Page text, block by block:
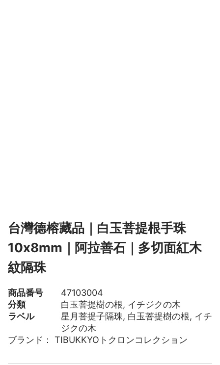
台灣德榕藏品｜白玉菩提根手珠
10x8mm｜阿拉善石｜多切面紅木
紋隔珠
商品番号
47103004
分類
白玉菩提樹の根, イチジクの木
ラベル
星月菩提子隔珠, 白玉菩提樹の根, イチ
ジクの木
ブランド： TIBUKKYOトクロンコレクション